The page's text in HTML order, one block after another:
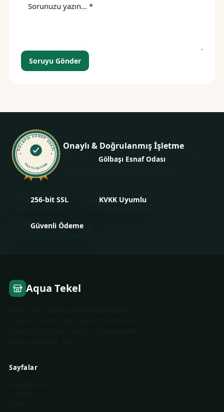
Soruyu Gönder
GÖLBAŞI ESNAF ODASI
ONAYLI İŞLETME
Onaylı & Doğrulanmış İşletme
Gölbaşı Esnaf Odası
256-bit SSL KVKK Uyumlu
Güvenli Ödeme
Aqua Tekel
Sayfalar